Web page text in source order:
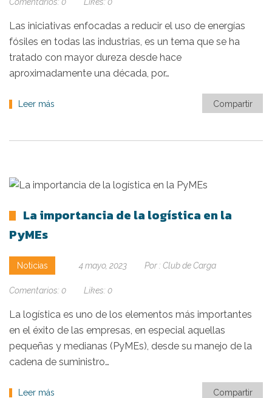
Las iniciativas enfocadas a reducir el uso de energías
fósiles en todas las industrias, es un tema que se ha
tratado con mayor dureza desde hace
aproximadamente una década, por…
Leer más Compartir
La importancia de la logística en la
PyMEs
Noticias 4 mayo, 2023 Por : Club de Carga
Comentarios: 0 Likes: 0
La logística es uno de los elementos más importantes
en el éxito de las empresas, en especial aquellas
pequeñas y medianas (PyMEs), desde su manejo de la
cadena de suministro…
Leer más Compartir